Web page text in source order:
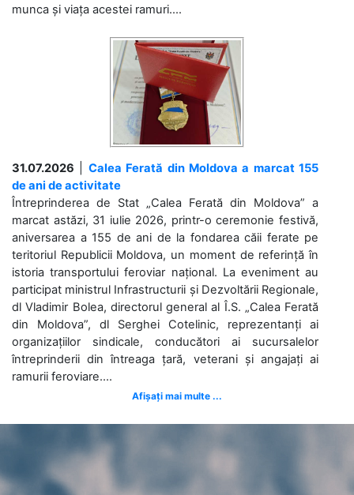
munca și viața acestei ramuri....
31.07.2026
Calea Ferată din Moldova a marcat 155
de ani de activitate
Întreprinderea de Stat „Calea Ferată din Moldova” a
marcat astăzi, 31 iulie 2026, printr-o ceremonie festivă,
aniversarea a 155 de ani de la fondarea căii ferate pe
teritoriul Republicii Moldova, un moment de referință în
istoria transportului feroviar național. La eveniment au
participat ministrul Infrastructurii și Dezvoltării Regionale,
dl Vladimir Bolea, directorul general al Î.S. „Calea Ferată
din Moldova”, dl Serghei Cotelinic, reprezentanți ai
organizațiilor sindicale, conducători ai sucursalelor
întreprinderii din întreaga țară, veterani și angajați ai
ramurii feroviare....
Afișați mai multe ...